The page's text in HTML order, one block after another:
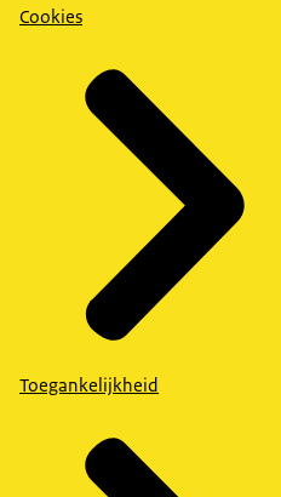
Cookies
Toegankelijkheid